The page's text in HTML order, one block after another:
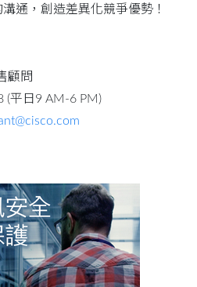
通，創造差異化競爭優勢！
顧問
(平日9 AM-6 PM)